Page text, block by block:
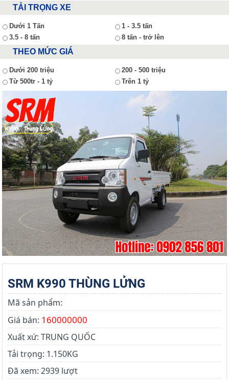
TẢI TRỌNG XE
Dưới 1 Tấn
1 - 3.5 tấn
3.5 - 8 tấn
8 tấn - trở lên
THEO MỨC GIÁ
Dưới 200 triệu
200 - 500 triệu
Từ 500tr - 1 tỷ
Trên 1 tỷ
SRM K990 THÙNG LỬNG
Mã sản phẩm:
Giá bán: 160000000
Xuất xứ: TRUNG QUỐC
Tải trọng: 1.150KG
Đã xem: 2939 lượt